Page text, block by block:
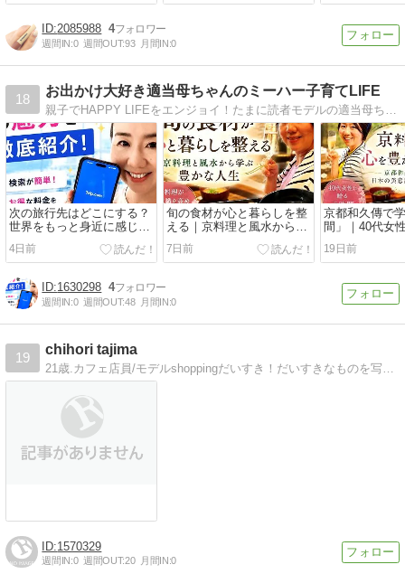
2085988 4
週間IN:0 週間OUT:93 月間IN:0
18
お出かけ大好き適当母ちゃんのミーハー子育てLIFE
親子でHAPPY LIFEをエンジョイ！たまに読者モデルの適当母ちゃんのお気楽ブログです。
次の旅行先はどこにする？
世界をもっと身近に感じる
Trip.comで旅の計画
4日前
旬の食材が心と暮らしを整
える｜京料理と風水から学
ぶ豊かな人生
7日前
京都和久傳で
間」｜40代女
える時間を大
19日前
1630298 4
週間IN:0 週間OUT:48 月間IN:0
19
chihori tajima
21歳.カフェ店員/モデルshoppingだいすき！だいすきなものを写真付きで紹介します！よろしくですー！
1570329
週間IN:0 週間OUT:20 月間IN:0